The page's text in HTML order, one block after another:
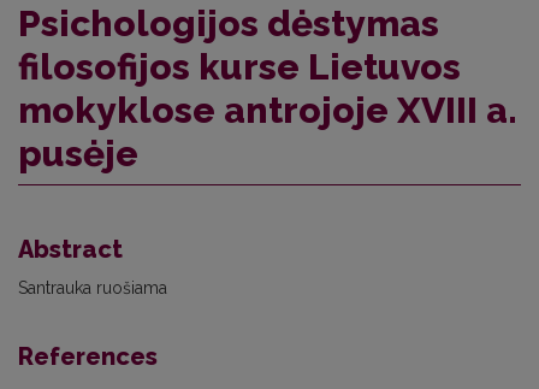
Psichologijos dėstymas
filosofijos kurse Lietuvos
mokyklose antrojoje XVIII a.
pusėje
Abstract
Santrauka ruošiama
References